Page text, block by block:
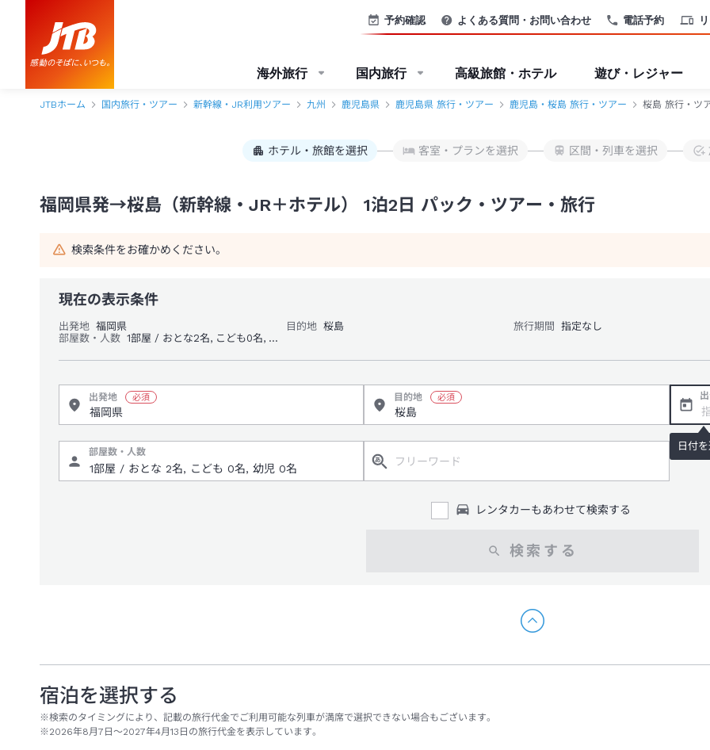
電話予約
予約確認 よくある質問・お問い合わせ
海外旅行 国内旅行 高級旅館・ホテル 遊び・レジャー
JTBホーム 国内旅行・ツアー 新幹線・JR利用ツアー 九州 鹿児島県 鹿児島県 旅行・ツアー 鹿児島・桜島 旅行・ツアー 桜島 旅行・ツ
ホテル・旅館を選択 客室・プランを選択 区間・列車を選択
福岡県発→桜島（新幹線・JR＋ホテル） 1泊2日 パック・ツアー・旅行
検索条件をお確かめください。
現在の表示条件
出発地 福岡県 目的地 桜島 旅行期間
指定なし
部屋数・人数
1部屋 / おとな2名, こども0名, 幼児0名
出発地 目的地
日付
部屋数・人数
レンタカーもあわせて検索する
検索する
宿泊を選択する
※検索のタイミングにより、記載の旅行代金でご利用可能な列車が満席で選択できない場合もございます。
※2026年8月7日～2027年4月13日の旅行代金を表示しています。